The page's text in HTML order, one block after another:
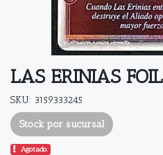
LAS ERINIAS FOIL
SKU: 3159333245
Stock por sucursal
Agotado.